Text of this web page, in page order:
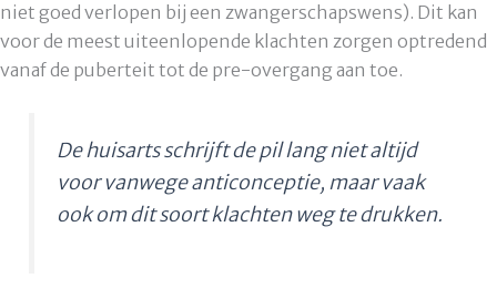
niet goed verlopen bij een zwangerschapswens). Dit kan
voor de meest uiteenlopende klachten zorgen optredend
vanaf de puberteit tot de pre-overgang aan toe.
De huisarts schrijft de pil lang niet altijd
voor vanwege anticonceptie, maar vaak
ook om dit soort klachten weg te drukken.